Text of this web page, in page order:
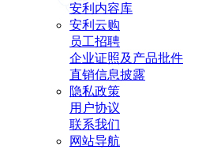
安利内容库
安利云购
员工招聘
企业证照及产品批件
直销信息披露
隐私政策
用户协议
联系我们
网站导航